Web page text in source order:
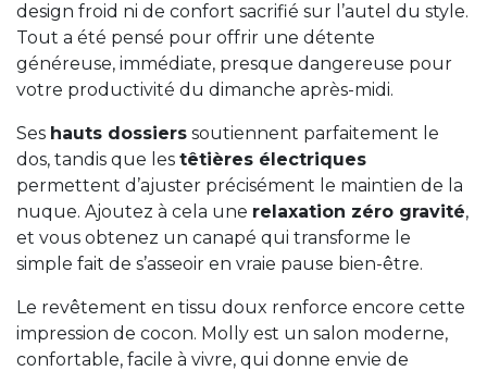
design froid ni de confort sacrifié sur l’autel du style.
Tout a été pensé pour offrir une détente
généreuse, immédiate, presque dangereuse pour
votre productivité du dimanche après-midi.
Ses hauts dossiers soutiennent parfaitement le
dos, tandis que les têtières électriques
permettent d’ajuster précisément le maintien de la
nuque. Ajoutez à cela une relaxation zéro gravité,
et vous obtenez un canapé qui transforme le
simple fait de s’asseoir en vraie pause bien-être.
Le revêtement en tissu doux renforce encore cette
impression de cocon. Molly est un salon moderne,
confortable, facile à vivre, qui donne envie de